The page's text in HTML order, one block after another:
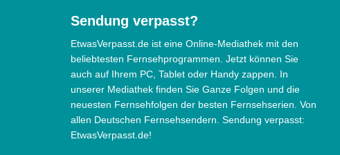
Sendung verpasst?
EtwasVerpasst.de ist eine Online-Mediathek mit den
beliebtesten Fernsehprogrammen. Jetzt können Sie
auch auf Ihrem PC, Tablet oder Handy zappen. In
unserer Mediathek finden Sie Ganze Folgen und die
neuesten Fernsehfolgen der besten Fernsehserien. Von
allen Deutschen Fernsehsendern. Sendung verpasst:
EtwasVerpasst.de!